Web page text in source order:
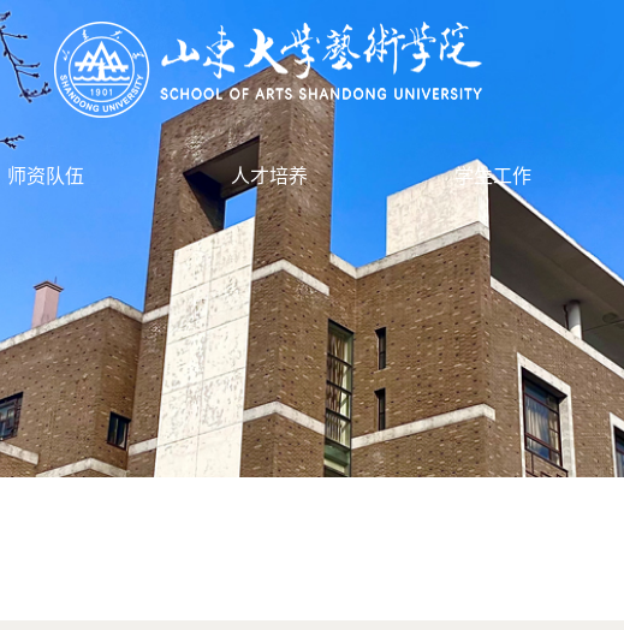
师资队伍 人才培养 学生工作